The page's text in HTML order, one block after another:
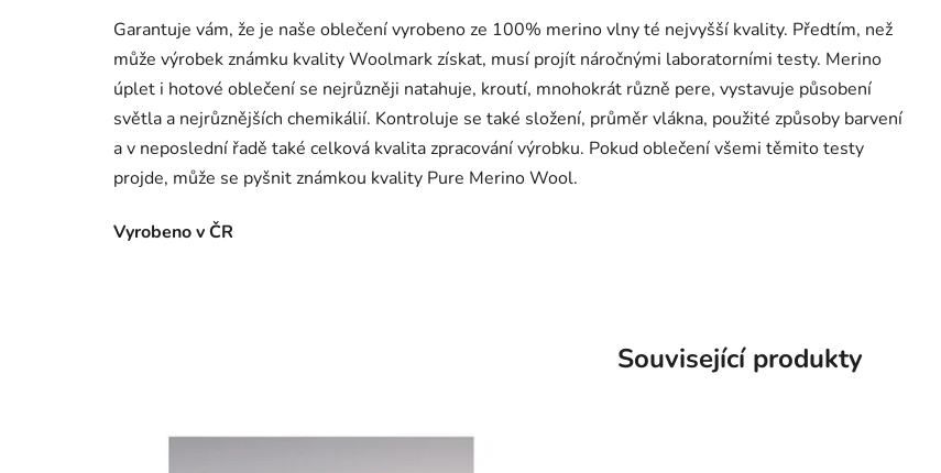
Garantuje vám, že je naše oblečení vyrobeno ze 100% merino vlny té nejvyšší kvality. Předtím, než
může výrobek známku kvality Woolmark získat, musí projít náročnými laboratorními testy. Merino
úplet i hotové oblečení se nejrůzněji natahuje, kroutí, mnohokrát různě pere, vystavuje působení
světla a nejrůznějších chemikálií. Kontroluje se také složení, průměr vlákna, použité způsoby barvení
a v neposlední řadě také celková kvalita zpracování výrobku. Pokud oblečení všemi těmito testy
projde, může se pyšnit známkou kvality Pure Merino Wool.
Vyrobeno v ČR
Související produkty